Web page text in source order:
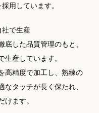
用しています。
社で生産
した品質管理のもと、
産しています。
高精度で加工し、熟練の
タッチが長く保たれ、
けます。